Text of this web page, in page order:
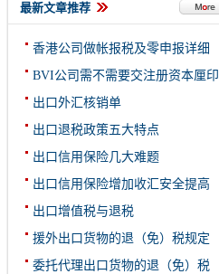
最新文章推荐
香港公司做帐报税及零申报详细
BVI公司需不需要交注册资本厘印
出口外汇核销单
出口退税政策五大特点
出口信用保险几大难题
出口信用保险增加收汇安全提高
出口增值税与退税
援外出口货物的退（免）税规定
委托代理出口货物的退（免）税